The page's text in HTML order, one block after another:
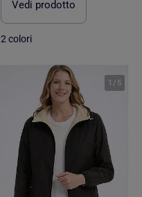
Vedi prodotto
2 colori
1 / 5